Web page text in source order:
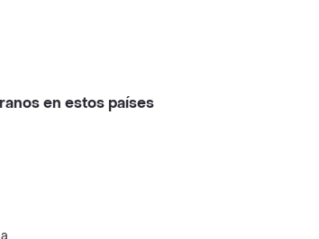
en estos países